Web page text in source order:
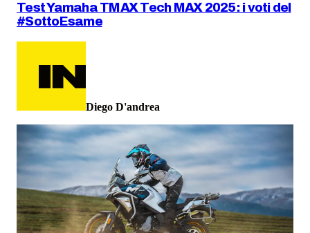
Test Yamaha TMAX Tech MAX 2025: i voti del
#SottoEsame
Diego D'andrea